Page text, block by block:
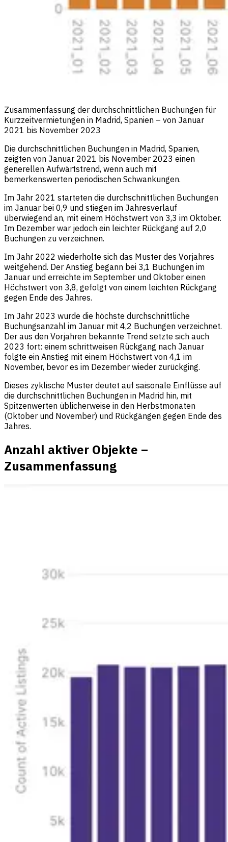
Zusammenfassung der durchschnittlichen Buchungen für
Kurzzeitvermietungen in Madrid, Spanien – von Januar
2021 bis November 2023
Die durchschnittlichen Buchungen in Madrid, Spanien,
zeigten von Januar 2021 bis November 2023 einen
generellen Aufwärtstrend, wenn auch mit
bemerkenswerten periodischen Schwankungen.
Im Jahr 2021 starteten die durchschnittlichen Buchungen
im Januar bei 0,9 und stiegen im Jahresverlauf
überwiegend an, mit einem Höchstwert von 3,3 im Oktober.
Im Dezember war jedoch ein leichter Rückgang auf 2,0
Buchungen zu verzeichnen.
Im Jahr 2022 wiederholte sich das Muster des Vorjahres
weitgehend. Der Anstieg begann bei 3,1 Buchungen im
Januar und erreichte im September und Oktober einen
Höchstwert von 3,8, gefolgt von einem leichten Rückgang
gegen Ende des Jahres.
Im Jahr 2023 wurde die höchste durchschnittliche
Buchungsanzahl im Januar mit 4,2 Buchungen verzeichnet.
Der aus den Vorjahren bekannte Trend setzte sich auch
2023 fort: einem schrittweisen Rückgang nach Januar
folgte ein Anstieg mit einem Höchstwert von 4,1 im
November, bevor es im Dezember wieder zurückging.
Dieses zyklische Muster deutet auf saisonale Einflüsse auf
die durchschnittlichen Buchungen in Madrid hin, mit
Spitzenwerten üblicherweise in den Herbstmonaten
(Oktober und November) und Rückgängen gegen Ende des
Jahres.
Anzahl aktiver Objekte –
Zusammenfassung